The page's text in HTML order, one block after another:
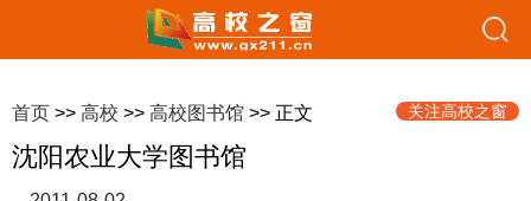
首页 >> 高校 >> 高校图书馆 >> 正文 关注高校之窗
沈阳农业大学图书馆